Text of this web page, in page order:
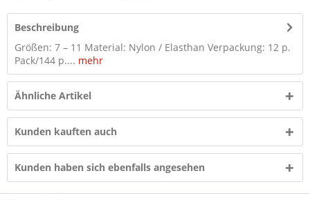
Beschreibung
Größen: 7 – 11 Material: Nylon / Elasthan Verpackung: 12 p.
Pack/144 p.... mehr
Ähnliche Artikel
Kunden kauften auch
Kunden haben sich ebenfalls angesehen